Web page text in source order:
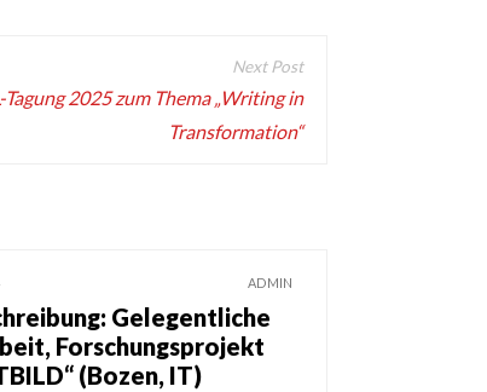
2025 zum Thema „Writing in
Transformation“
ADMIN
Gelegentliche
Forschungsprojekt
(Bozen, IT)